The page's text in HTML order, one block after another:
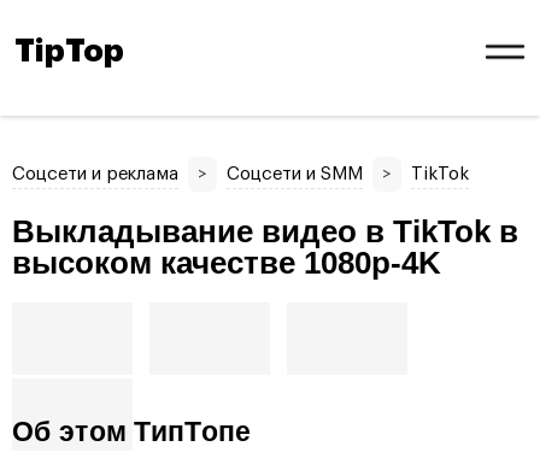
TipTop
Соцсети и реклама > Соцсети и SMM > TikTok
Выкладывание видео в TikTok в
высоком качестве 1080p-4K
Об этом ТипТопе